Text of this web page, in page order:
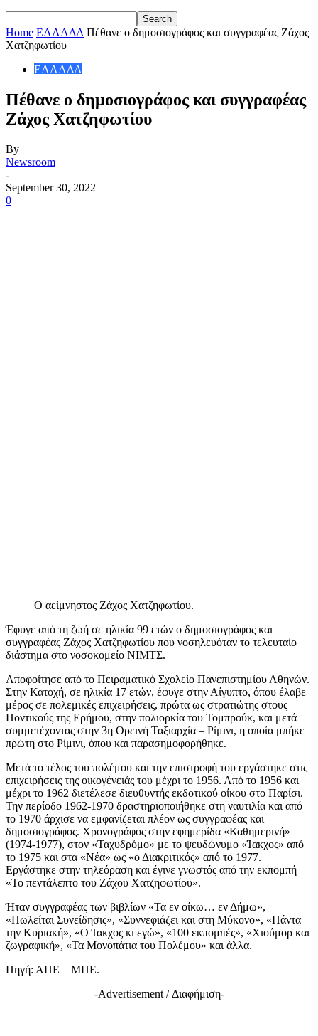
Home ΕΛΛΑΔΑ Πέθανε ο δημοσιογράφος και συγγραφέας Ζάχος
Χατζηφωτίου
ΕΛΛΑΔΑ
Πέθανε ο δημοσιογράφος και συγγραφέας
Ζάχος Χατζηφωτίου
By
Newsroom
-
September 30, 2022
0
Ο αείμνηστος Ζάχος Χατζηφωτίου.
Έφυγε από τη ζωή σε ηλικία 99 ετών ο δημοσιογράφος και
συγγραφέας Ζάχος Χατζηφωτίου που νοσηλευόταν το τελευταίο
διάστημα στο νοσοκομείο ΝΙΜΤΣ.
Αποφοίτησε από το Πειραματικό Σχολείο Πανεπιστημίου Αθηνών.
Στην Κατοχή, σε ηλικία 17 ετών, έφυγε στην Αίγυπτο, όπου έλαβε
μέρος σε πολεμικές επιχειρήσεις, πρώτα ως στρατιώτης στους
Ποντικούς της Ερήμου, στην πολιορκία του Τομπρούκ, και μετά
συμμετέχοντας στην 3η Ορεινή Ταξιαρχία – Ρίμινι, η οποία μπήκε
πρώτη στο Ρίμινι, όπου και παρασημοφορήθηκε.
Μετά το τέλος του πολέμου και την επιστροφή του εργάστηκε στις
επιχειρήσεις της οικογένειάς του μέχρι το 1956. Από το 1956 και
μέχρι το 1962 διετέλεσε διευθυντής εκδοτικού οίκου στο Παρίσι.
Την περίοδο 1962-1970 δραστηριοποιήθηκε στη ναυτιλία και από
το 1970 άρχισε να εμφανίζεται πλέον ως συγγραφέας και
δημοσιογράφος. Χρονογράφος στην εφημερίδα «Καθημερινή»
(1974-1977), στον «Ταχυδρόμο» με το ψευδώνυμο «Ίακχος» από
το 1975 και στα «Νέα» ως «ο Διακριτικός» από το 1977.
Εργάστηκε στην τηλεόραση και έγινε γνωστός από την εκπομπή
«Το πεντάλεπτο του Ζάχου Χατζηφωτίου».
Ήταν συγγραφέας των βιβλίων «Τα εν οίκω… εν Δήμω»,
«Πωλείται Συνείδησις», «Συννεφιάζει και στη Μύκονο», «Πάντα
την Κυριακή», «Ο Ίακχος κι εγώ», «100 εκπομπές», «Χιούμορ και
ζωγραφική», «Τα Μονοπάτια του Πολέμου» και άλλα.
Πηγή: ΑΠΕ – ΜΠΕ.
-Advertisement / Διαφήμιση-